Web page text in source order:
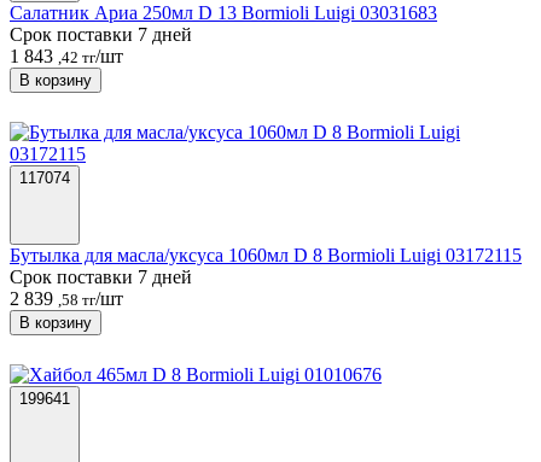
Салатник Ариа 250мл D 13 Bormioli Luigi 03031683
Срок поставки 7 дней
1 843 ,42 тг/шт
В корзину
117074
Бутылка для масла/уксуса 1060мл D 8 Bormioli Luigi 03172115
Срок поставки 7 дней
2 839 ,58 тг/шт
В корзину
199641